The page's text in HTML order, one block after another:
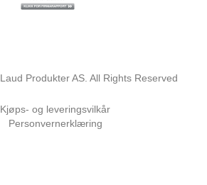
Laud Produkter AS. All Rights Reserved
Kjøps- og leveringsvilkår
Personvernerklæring